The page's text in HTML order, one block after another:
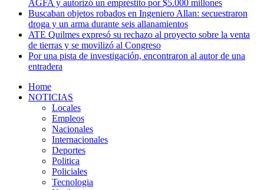
AGFA y autorizó un empréstito por $5.000 millones
Buscaban objetos robados en Ingeniero Allan: secuestraron
droga y un arma durante seis allanamientos
ATE Quilmes expresó su rechazo al proyecto sobre la venta
de tierras y se movilizó al Congreso
Por una pista de investigación, encontraron al autor de una
entradera
Home
NOTICIAS
Locales
Empleos
Nacionales
Internacionales
Deportes
Politica
Policiales
Tecnologia